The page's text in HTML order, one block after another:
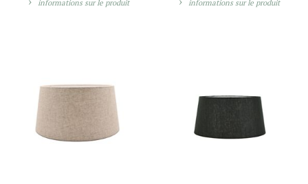
informations sur le produit informations sur le produit